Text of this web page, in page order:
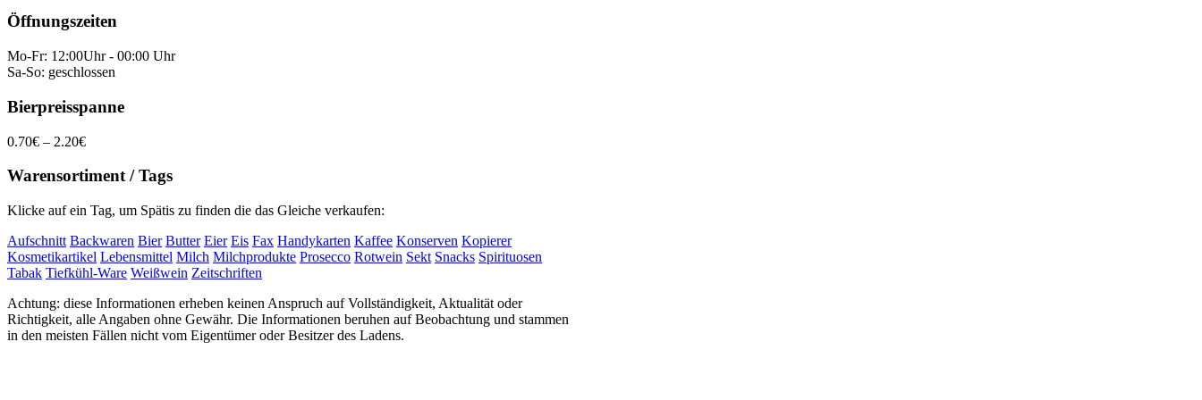
Öffnungszeiten
Mo-Fr: 12:00Uhr - 00:00 Uhr
Sa-So: geschlossen
Bierpreisspanne
0.70€ – 2.20€
Warensortiment / Tags
Klicke auf ein Tag, um Spätis zu finden die das Gleiche verkaufen:
Aufschnitt Backwaren Bier Butter Eier Eis Fax Handykarten Kaffee Konserven Kopierer
Kosmetikartikel Lebensmittel Milch Milchprodukte Prosecco Rotwein Sekt Snacks Spirituosen
Tabak Tiefkühl-Ware Weißwein Zeitschriften
Achtung: diese Informationen erheben keinen Anspruch auf Vollständigkeit, Aktualität oder
Richtigkeit, alle Angaben ohne Gewähr. Die Informationen beruhen auf Beobachtung und stammen
in den meisten Fällen nicht vom Eigentümer oder Besitzer des Ladens.